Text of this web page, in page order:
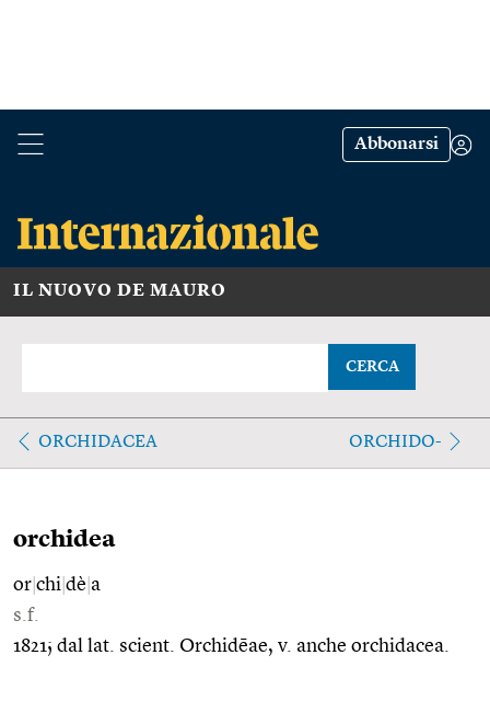
Abbonarsi
IL NUOVO DE MAURO
CERCA
ORCHIDACEA ORCHIDO-
orchidea
or chi dè a
s.f.
1821; dal lat. scient. Orchidēae, v. anche orchidacea.